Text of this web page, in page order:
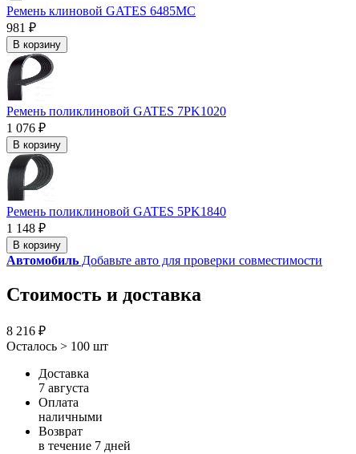
Ремень клиновой GATES 6485MC
981 ₽
В корзину
Ремень поликлиновой GATES 7PK1020
1 076 ₽
В корзину
Ремень поликлиновой GATES 5PK1840
1 148 ₽
В корзину
Автомобиль Добавьте авто для проверки совместимости
Стоимость и доставка
8 216 ₽
Осталось > 100 шт
Доставка
7 августа
Оплата
наличными
Возврат
в течение 7 дней